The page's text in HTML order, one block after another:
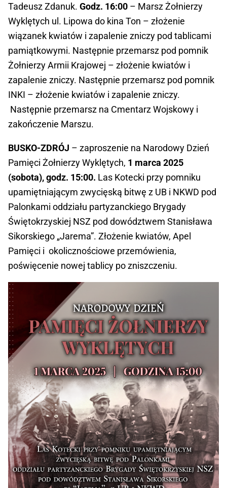
Tadeusz Zdanuk. Godz. 16:00 – Marsz Żołnierzy
Wyklętych ul. Lipowa do kina Ton – złożenie
wiązanek kwiatów i zapalenie zniczy pod tablicami
pamiątkowymi. Następnie przemarsz pod pomnik
Żołnierzy Armii Krajowej – złożenie kwiatów i
zapalenie zniczy. Następnie przemarsz pod pomnik
INKI – złożenie kwiatów i zapalenie zniczy.
Następnie przemarsz na Cmentarz Wojskowy i
zakończenie Marszu.
BUSKO-ZDRÓJ – zaproszenie na Narodowy Dzień
Pamięci Żołnierzy Wyklętych, 1 marca 2025
(sobota), godz. 15:00. Las Kotecki przy pomniku
upamiętniającym zwycięską bitwę z UB i NKWD pod
Palonkami oddziału partyzanckiego Brygady
Świętokrzyskiej NSZ pod dowództwem Stanisława
Sikorskiego „Jarema”. Złożenie kwiatów, Apel
Pamięci i okolicznościowe przemówienia,
poświęcenie nowej tablicy po zniszczeniu.